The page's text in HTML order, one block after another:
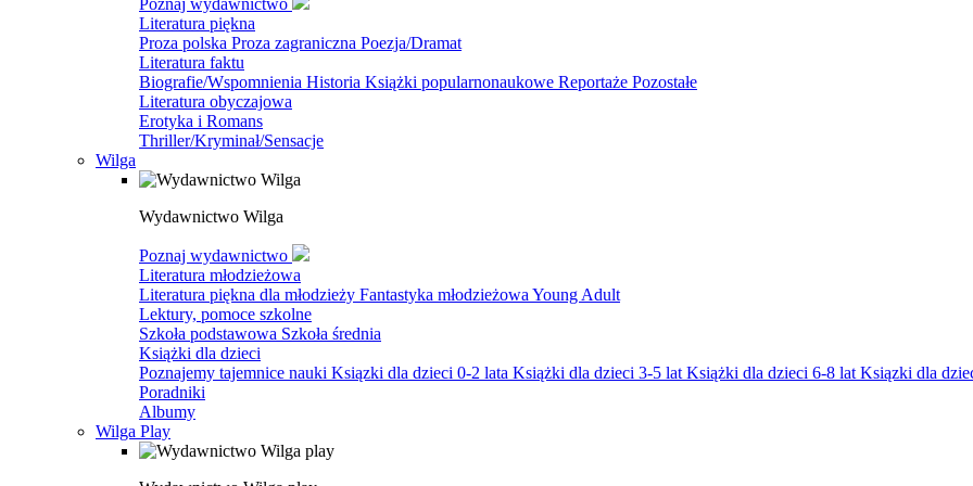
Poznaj wydawnictwo
Literatura piękna
Proza polska Proza zagraniczna Poezja/Dramat
Literatura faktu
Biografie/Wspomnienia Historia Książki popularnonaukowe Reportaże Pozostałe
Literatura obyczajowa
Erotyka i Romans
Thriller/Kryminał/Sensacje
Wilga
Wydawnictwo Wilga
Poznaj wydawnictwo
Literatura młodzieżowa
Literatura piękna dla młodzieży Fantastyka młodzieżowa Young Adult
Lektury, pomoce szkolne
Szkoła podstawowa Szkoła średnia
Książki dla dzieci
Poznajemy tajemnice nauki Ksiązki dla dzieci 0-2 lata Książki dla dzieci 3-5 lat Książki dla dzieci 6-8 lat Ksiązki dla
Poradniki
Albumy
Wilga Play